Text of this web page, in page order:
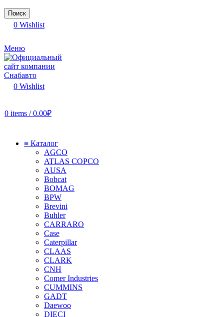
Поиск
0 Wishlist
Меню
0 Wishlist
0 items / 0.00₽
≡ Каталог
AGCO
ATLAS COPCO
AUSA
Bobcat
BOMAG
BPW
Brevini
Buhler
CARRARO
Case
Caterpillar
CLAAS
CLARK
CNH
Comer Industries
CUMMINS
GADT
Daewoo
DIECI